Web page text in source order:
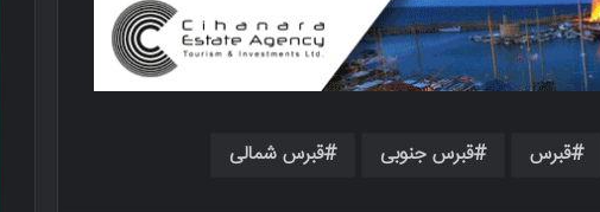
قبرس قبرس جنوبی قبرس شمالی